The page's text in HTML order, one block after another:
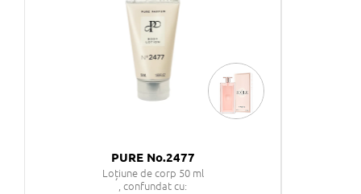
PURE No.2477
Loțiune de corp 50 ml
, confundat cu: